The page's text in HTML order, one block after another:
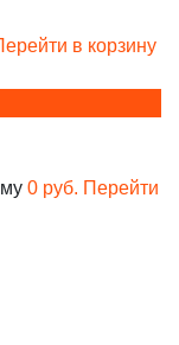
в корзину
0 руб. Перейти